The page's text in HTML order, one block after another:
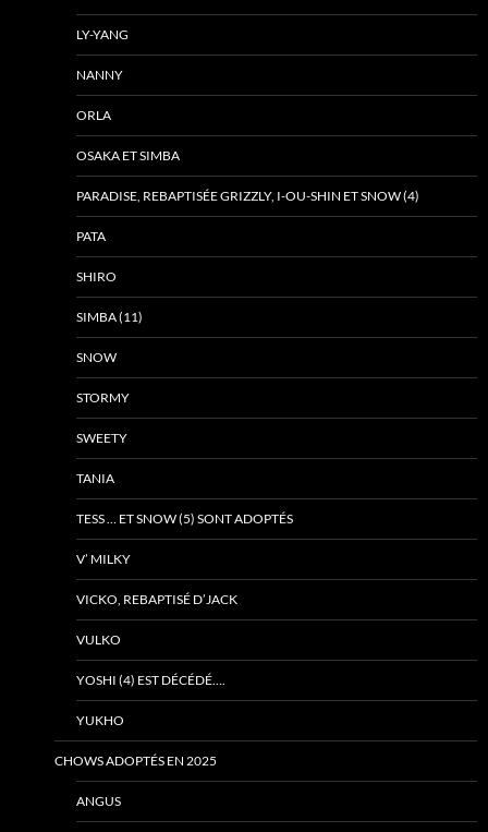
LY-YANG
NANNY
ORLA
OSAKA ET SIMBA
PARADISE, REBAPTISÉE GRIZZLY, I-OU-SHIN ET SNOW (4)
PATA
SHIRO
SIMBA (11)
SNOW
STORMY
SWEETY
TANIA
TESS … ET SNOW (5) SONT ADOPTÉS
V’ MILKY
VICKO, REBAPTISÉ D’JACK
VULKO
YOSHI (4) EST DÉCÉDÉ….
YUKHO
CHOWS ADOPTÉS EN 2025
ANGUS